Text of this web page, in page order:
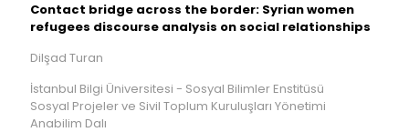
Contact bridge across the border: Syrian women
refugees discourse analysis on social relationships
Dilşad Turan
İstanbul Bilgi Üniversitesi - Sosyal Bilimler Enstitüsü
Sosyal Projeler ve Sivil Toplum Kuruluşları Yönetimi
Anabilim Dalı